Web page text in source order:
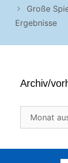
Große
Ergebnisse
Archiv/
Beiträge